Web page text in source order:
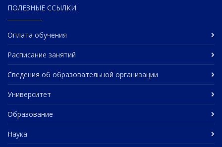
ПОЛЕЗНЫЕ ССЫЛКИ
Оплата обучения
Расписание занятий
Сведения об образовательной организации
Университет
Образование
Наука